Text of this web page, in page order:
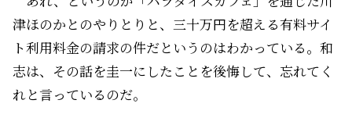
津ほのかとのやりとりと、三十万円を超える有料サイ
ト利用料金の請求の件だというのはわかっている。和
志は、その話を圭一にしたことを後悔して、忘れてく
れと言っているのだ。